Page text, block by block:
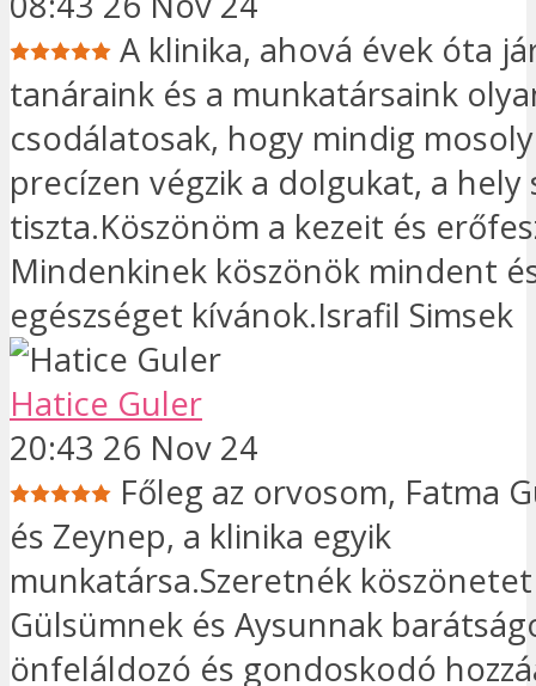
A klinika, ahová évek óta
tanáraink és a munkatársaink
csodálatosak, hogy mindig
precízen végzik a dolgukat, a hely
tiszta.Köszönöm a kezeit és
Mindenkinek köszönök mindent
egészséget kívánok.Israfil Simsek
Hatice Guler
20:43 26 Nov 24
Főleg az orvosom, Fatma
és Zeynep, a klinika egyik
munkatársa.Szeretnék
Gülsümnek és Aysunnak
önfeláldozó és gondoskodó